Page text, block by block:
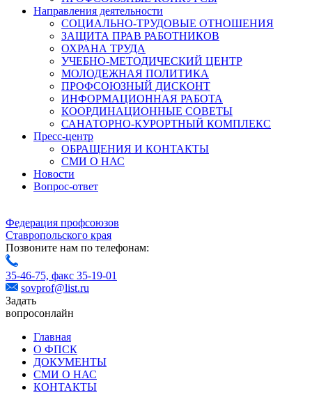
Направления деятельности
СОЦИАЛЬНО-ТРУДОВЫЕ ОТНОШЕНИЯ
ЗАЩИТА ПРАВ РАБОТНИКОВ
ОХРАНА ТРУДА
УЧЕБНО-МЕТОДИЧЕСКИЙ ЦЕНТР
МОЛОДЕЖНАЯ ПОЛИТИКА
ПРОФСОЮЗНЫЙ ДИСКОНТ
ИНФОРМАЦИОННАЯ РАБОТА
КООРДИНАЦИОННЫЕ СОВЕТЫ
САНАТОРНО-КУРОРТНЫЙ КОМПЛЕКС
Пресс-центр
ОБРАЩЕНИЯ И КОНТАКТЫ
СМИ О НАС
Новости
Вопрос-ответ
Федерация профсоюзов
Ставропольского края
Позвоните нам по телефонам:
35-46-75, факс 35-19-01
sovprof@list.ru
Задать
вопросонлайн
Главная
О ФПСК
ДОКУМЕНТЫ
СМИ О НАС
КОНТАКТЫ